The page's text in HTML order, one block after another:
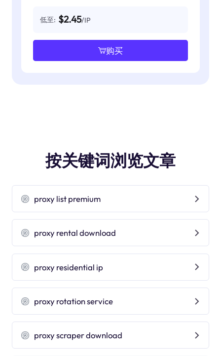
低至: $2.45/IP
购买
按关键词浏览文章
proxy list premium
proxy rental download
proxy residential ip
proxy rotation service
proxy scraper download